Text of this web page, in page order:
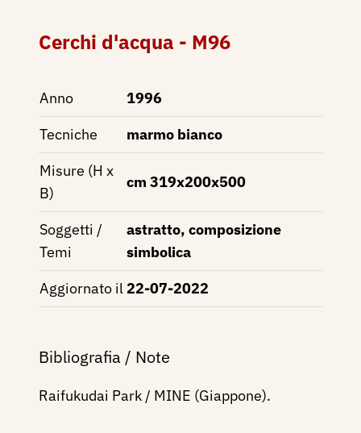
Cerchi d'acqua - M96
Anno
1996
Tecniche
marmo bianco
Misure (H x
B)
cm 319x200x500
Soggetti /
Temi
astratto, composizione
simbolica
Aggiornato il 22-07-2022
Bibliografia / Note
Raifukudai Park / MINE (Giappone).